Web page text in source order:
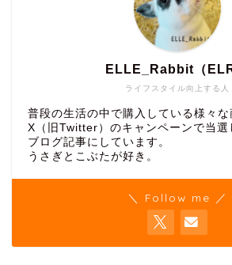
ライフスタイル向上する人
ELLE_Rabbit（ELR
普段の生活の中で購入している様々な
X（旧Twitter）のキャンペーンで当選
ブログ記事にしています。
うさぎとこぶたが好き。
＼ Follow me ／